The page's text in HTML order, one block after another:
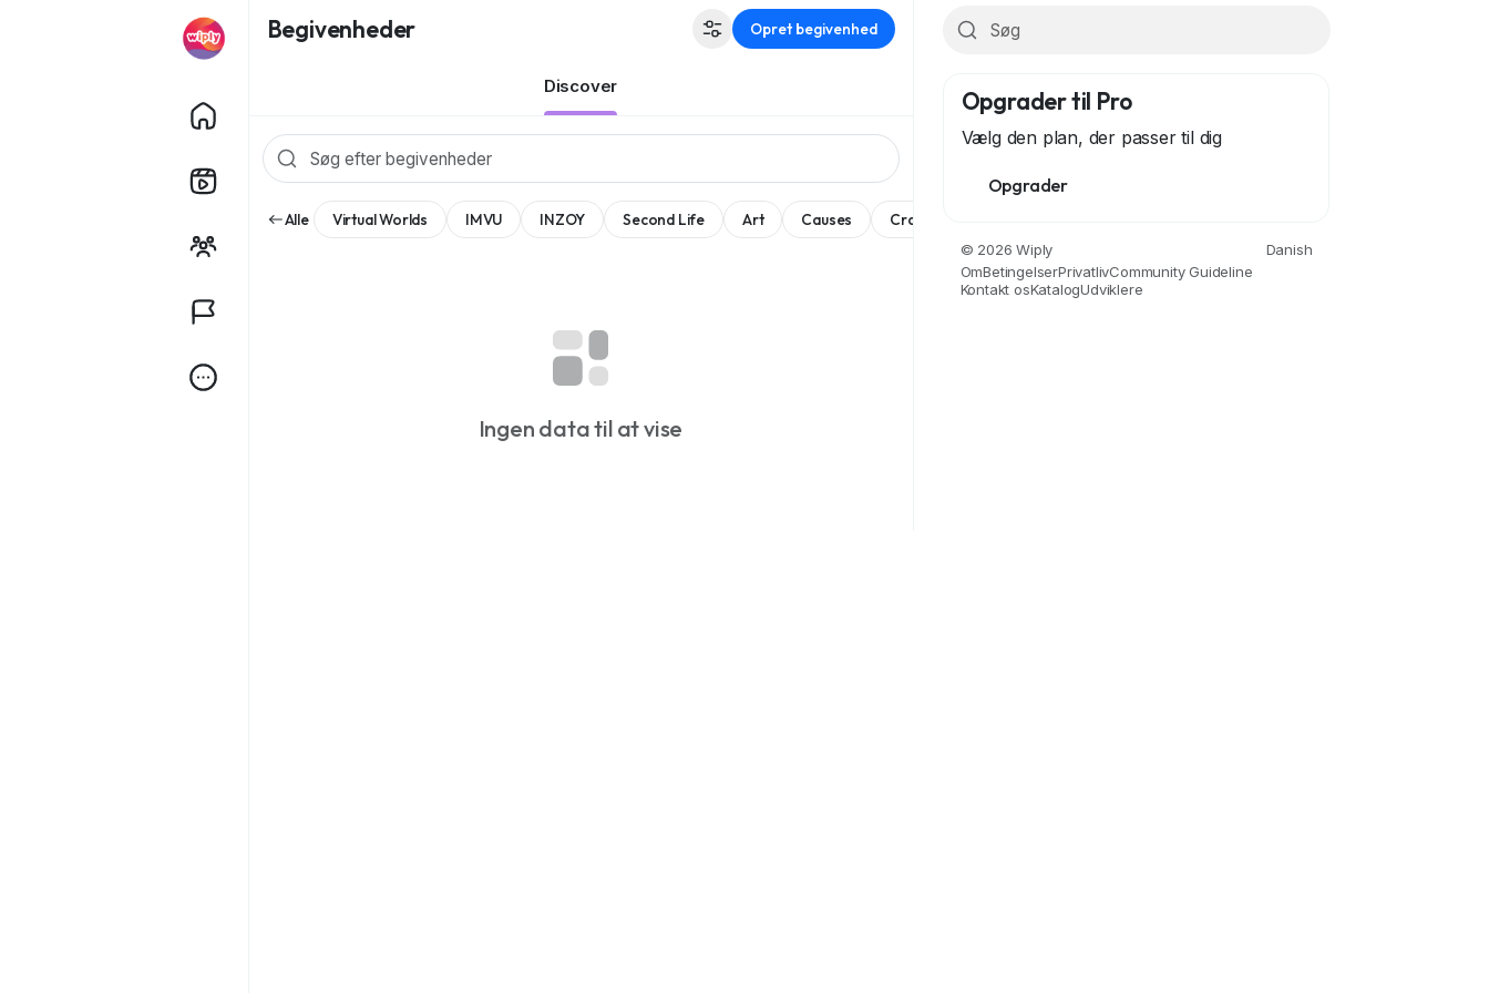
Begivenheder Opret begivenhed
Discover
Alle Virtual Worlds IMVU INZOY Second Life Art Causes Crafts
Ingen data til at vise
Opgrader til Pro
Vælg den plan, der passer til dig
Opgrader
© 2026 Wiply
Danish
OmBetingelserPrivatlivCommunity Guideline
Kontakt osKatalogUdviklere